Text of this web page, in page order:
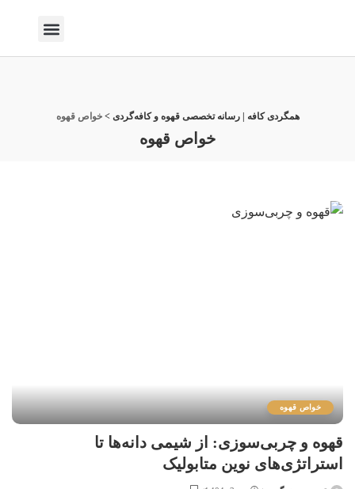
همگردی کافه | رسانه تخصصی قهوه و کافه‌گردی >خواص قهوه
خواص قهوه
خواص قهوه
قهوه و چربی‌سوزی: از شیمی دانه‌ها تا
استراتژی‌های نوین متابولیک